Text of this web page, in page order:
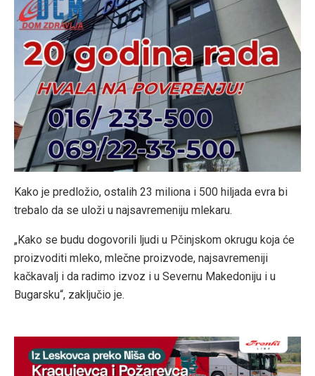
Kako je predložio, ostalih 23 miliona i 500 hiljada evra bi
trebalo da se uloži u najsavremeniju mlekaru.
„Kako se budu dogovorili ljudi u Pčinjskom okrugu koja će
proizvoditi mleko, mlečne proizvode, najsavremeniji
kačkavalj i da radimo izvoz i u Severnu Makedoniju i u
Bugarsku“, zaključio je.